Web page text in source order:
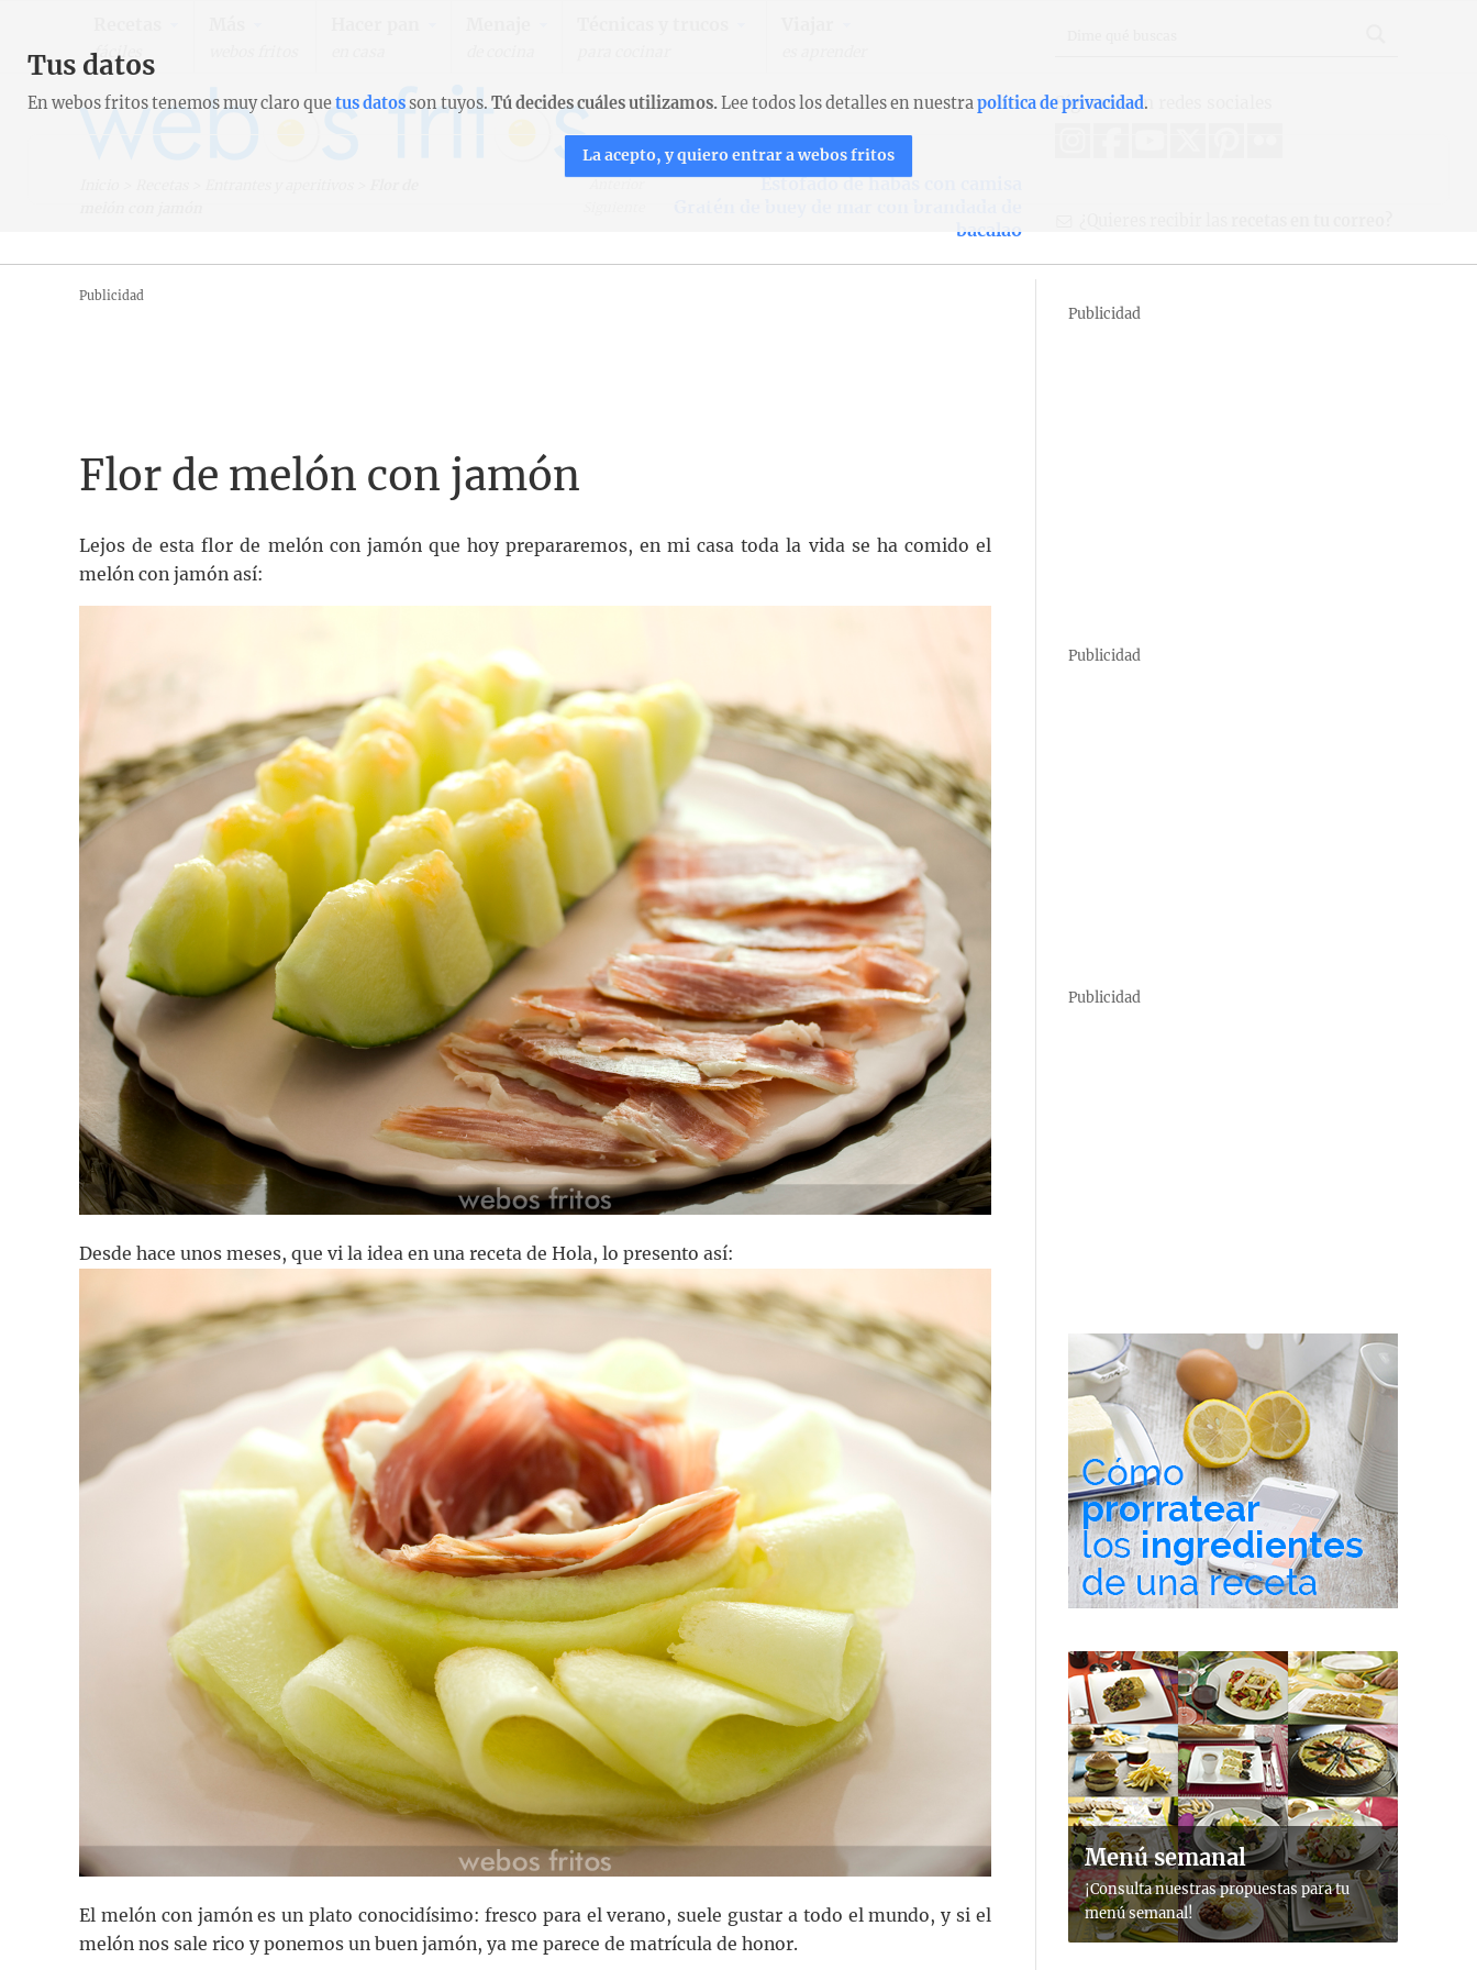
fáciles
Estofado de habas con camisa
bacalao
Síguenos en redes sociales
Publicidad
Flor de melón con jamón
Lejos de esta flor de melón con jamón que hoy prepararemos, en mi casa toda la vida se ha comido el
melón con jamón así:
Desde hace unos meses, que vi la idea en una receta de Hola, lo presento así:
El melón con jamón es un plato conocidísimo: fresco para el verano, suele gustar a todo el mundo, y si el
melón nos sale rico y ponemos un buen jamón, ya me parece de matrícula de honor.
Publicidad
Publicidad
Publicidad
Menú semanal
¡Consulta nuestras propuestas para tu
menú semanal!
Tus datos
En webos fritos tenemos muy claro quetus datosson tuyos. Tú decides cuáles utilizamos.Lee todos los detalles en nuestrapolítica de privacidad.
La acepto, y quiero entrar a webos fritos